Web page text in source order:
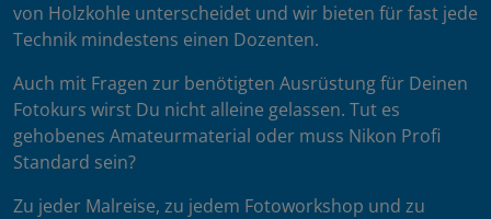
von Holzkohle unterscheidet und wir bieten für fast jede
Technik mindestens einen Dozenten.
Auch mit Fragen zur benötigten Ausrüstung für Deinen
Fotokurs wirst Du nicht alleine gelassen. Tut es
gehobenes Amateurmaterial oder muss Nikon Profi
Standard sein?
Zu jeder Malreise, zu jedem Fotoworkshop und zu